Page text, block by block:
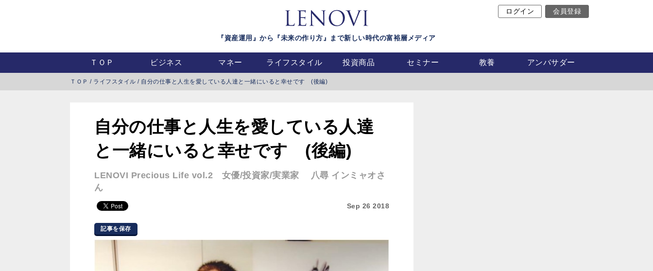
『資産運用』から『未来の作り方』まで新しい時代の富裕層メディア
ログイン 会員登録
ＴＯＰ ビジネス マネー ライフスタイル 投資商品 セミナー 教養 アンバサダー
ＴＯＰ / ライフスタイル / 自分の仕事と人生を愛している人達と一緒にいると幸せです (後編)
自分の仕事と人生を愛している人達
と一緒にいると幸せです (後編)
LENOVI Precious Life vol.2 女優/投資家/実業家 八尋 インミャオさ
ん
Sep 26 2018
記事を保存